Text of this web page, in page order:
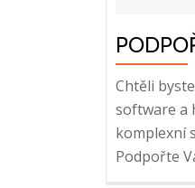
Chtěli
software a
komplexní
Podpořte